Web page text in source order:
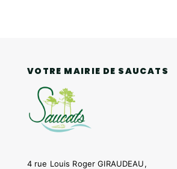
VOTRE MAIRIE DE SAUCATS
4 rue Louis Roger GIRAUDEAU,